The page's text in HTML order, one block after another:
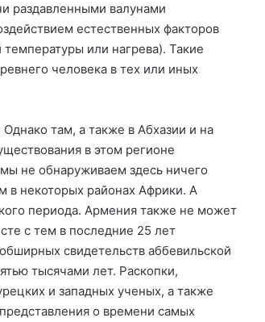
раздавленными валунами
естественных факторов
или нагрева). Такие
человека в тех или иных
там, а также в Абхазии и на
в этом регионе
не обнаруживаем здесь ничего
некоторых районах Африки. А
периода. Армения также не может
с тем в последние 25 лет
свидетельств аббевильской
тысячами лет. Раскопки,
и западных ученых, а также
о времени самых